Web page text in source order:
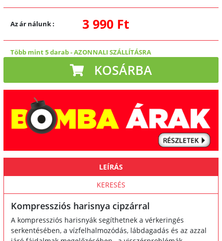
Az ár nálunk: 3 990 Ft
Több mint 5 darab-AZONNALI SZÁLLÍTÁSRA
KOSÁRBA
LEÍRÁS
KERESÉS
Kompressziós harisnya cipzárral
A kompressziós harisnyák segíthetnek a vérkeringés
serkentésében, a vízfelhalmozódás, lábdagadás és az azzal